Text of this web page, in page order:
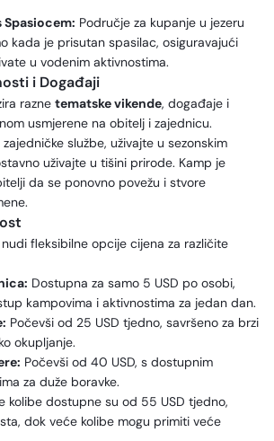
Spasiocem: Područje za kupanje u jezeru
kada je prisutan spasilac, osiguravajući
u vodenim aktivnostima.
i Događaji
razne tematske vikende, događaje i
usmjerene na obitelj i zajednicu.
službe, uživajte u sezonskim
uživajte u tišini prirode. Kamp je
da se ponovno povežu i stvore
nudi fleksibilne opcije cijena za različite
Dostupna za samo 5 USD po osobi,
kampovima i aktivnostima za jedan dan.
Počevši od 25 USD tjedno, savršeno za brzi
okupljanje.
Počevši od 40 USD, s dostupnim
za duže boravke.
kolibe dostupne su od 55 USD tjedno,
dok veće kolibe mogu primiti veće